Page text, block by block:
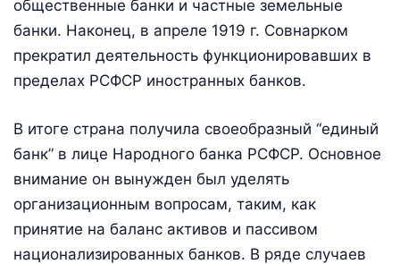
общественные банки и частные земельные
банки. Наконец, в апреле 1919 г. Совнарком
прекратил деятельность функционировавших в
пределах РСФСР иностранных банков.
В итоге страна получила своеобразный “единый
банк” в лице Народного банка РСФСР. Основное
внимание он вынужден был уделять
организационным вопросам, таким, как
принятие на баланс активов и пассивом
национализированных банков. В ряде случаев